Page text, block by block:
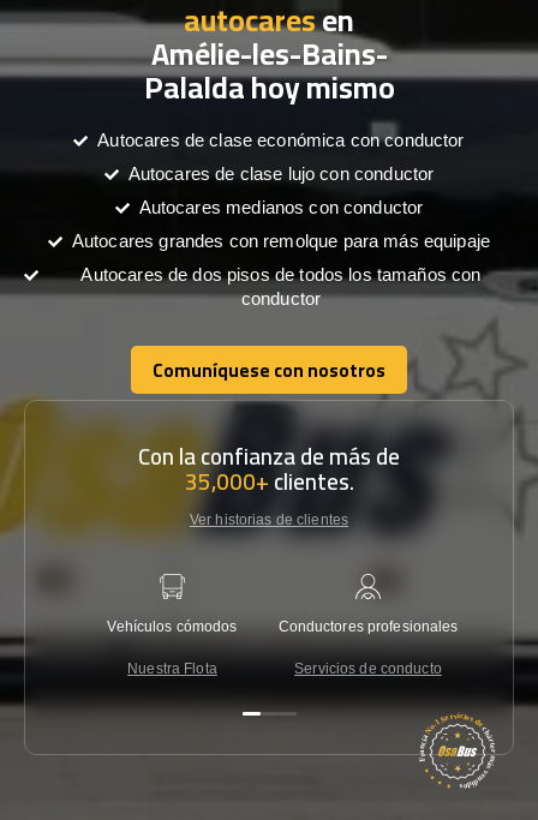
autocaresen
Amélie-les-Bains-
Palalda hoy mismo
Autocares de clase económica con conductor
Autocares de clase lujo con conductor
Autocares medianos con conductor
Autocares grandes con remolque para más equipaje
Autocares de dos pisos de todos los tamaños con
conductor
Comuníquese con nosotros
Comuníquese con nosotros
Con la confianza de más de
35,000+clientes.
Ver historias de clientes
Vehículos cómodos
Nuestra Flota
Conductores profesionales
Servicios de conducto